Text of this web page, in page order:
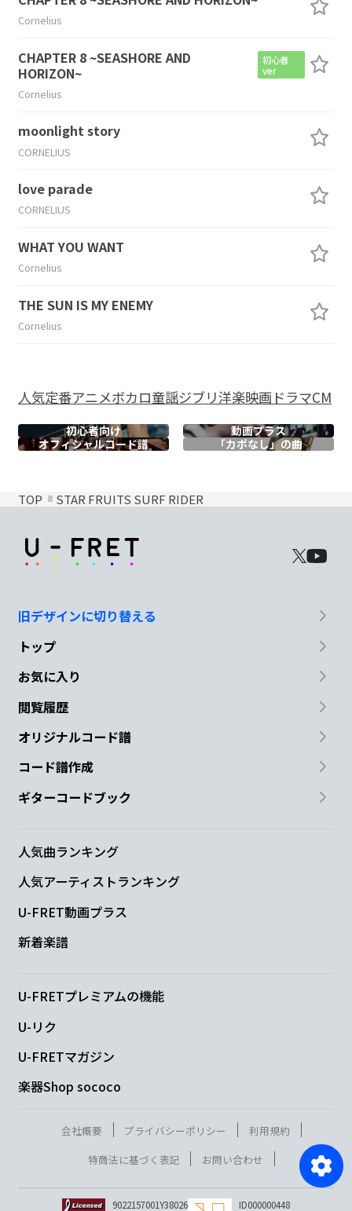
Cornelius
CHAPTER 8 ~SEASHORE AND
HORIZON~
初心者
ver
Cornelius
moonlight story
CORNELIUS
love parade
CORNELIUS
WHAT YOU WANT
Cornelius
THE SUN IS MY ENEMY
Cornelius
人気定番アニメボカロ童謡ジブリ洋楽映画ドラマCM
初心者向け
動画プラス
オフィシャルコード譜 「カポなし」の曲
TOP STAR FRUITS SURF RIDER
旧デザインに切り替える
トップ
お気に入り
閲覧履歴
オリジナルコード譜
コード譜作成
ギターコードブック
人気曲ランキング
人気アーティストランキング
U-FRET動画プラス
新着楽譜
U-FRETプレミアムの機能
U-リク
U-FRETマガジン
楽器Shop sococo
会社概要 プライバシーポリシー
利用規約
特商法に基づく表記
お問い合わせ
9022157001Y38026 ID000000448